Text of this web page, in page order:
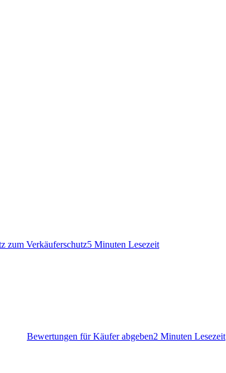
zum Verkäuferschutz5 Minuten Lesezeit
Bewertungen für Käufer abgeben2 Minuten Lesezeit